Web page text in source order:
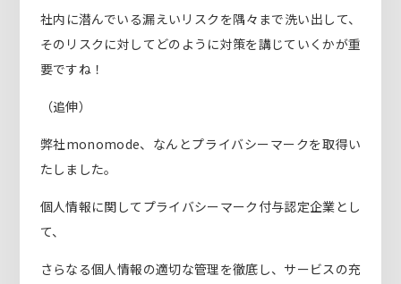
社内に潜んでいる漏えいリスクを隅々まで洗い出して、
そのリスクに対してどのように対策を講じていくかが重
要ですね！
（追伸）
弊社monomode、なんとプライバシーマークを取得い
たしました。
個人情報に関してプライバシーマーク付与認定企業とし
て、
さらなる個人情報の適切な管理を徹底し、サービスの充